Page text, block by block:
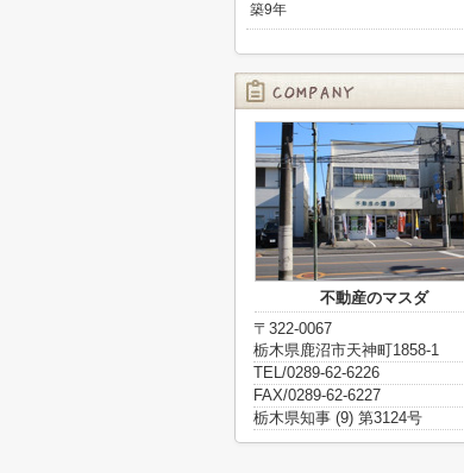
築9年
不動産のマスダ
〒322-0067
栃木県鹿沼市天神町1858-1
TEL/0289-62-6226
FAX/0289-62-6227
栃木県知事 (9) 第3124号